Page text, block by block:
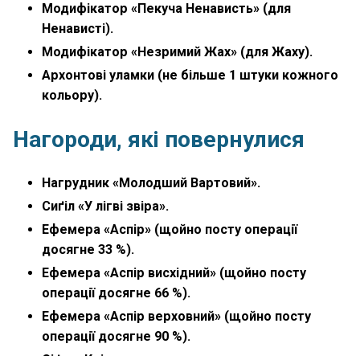
Модифікатор «Пекуча Ненависть» (для
Ненависті).
Модифікатор «Незримий Жах» (для Жаху).
Архонтові уламки (не більше 1 штуки кожного
кольору).
Нагороди, які повернулися
Нагрудник «Молодший Вартовий».
Сиґіл «У лігві звіра».
Ефемера «Аспір» (щойно посту операції
досягне 33 %).
Ефемера «Аспір висхідний» (щойно посту
операції досягне 66 %).
Ефемера «Аспір верховний» (щойно посту
операції досягне 90 %).